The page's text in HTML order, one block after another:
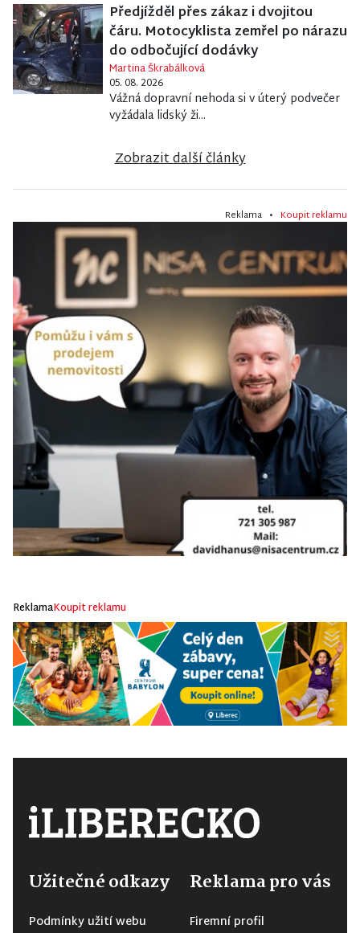
Předjížděl přes zákaz i dvojitou
čáru. Motocyklista zemřel po nárazu
do odbočující dodávky
Martina Škrabálková
05. 08. 2026
Vážná dopravní nehoda si v úterý podvečer
vyžádala lidský ži...
Zobrazit další články
Reklama • Koupit reklamu
ReklamaKoupit reklamu
Užitečné odkazy
Podmínky užití webu
Reklama pro vás
Firemní profil